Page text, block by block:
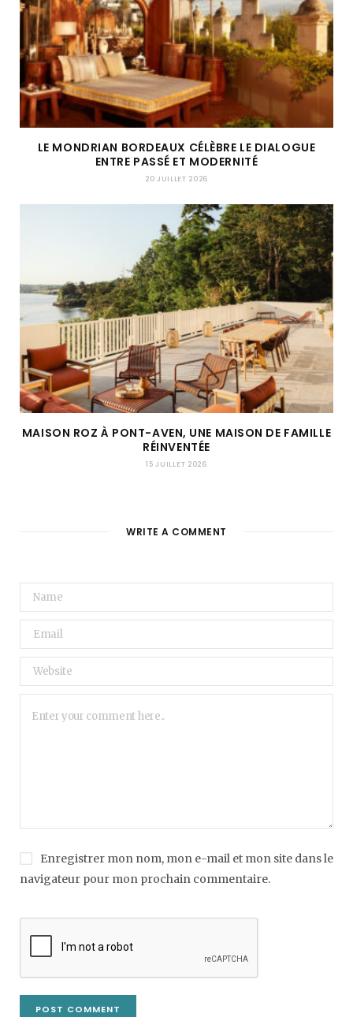
LE MONDRIAN BORDEAUX CÉLÈBRE LE DIALOGUE
ENTRE PASSÉ ET MODERNITÉ
20 JUILLET 2026
MAISON ROZ À PONT-AVEN, UNE MAISON DE FAMILLE
RÉINVENTÉE
15 JUILLET 2026
WRITE A COMMENT
Enregistrer mon nom, mon e-mail et mon site dans le
navigateur pour mon prochain commentaire.